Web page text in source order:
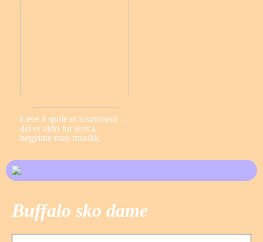
Lære å spille et instrument –
det er aldri for sent å
begynne med musikk
Buffalo sko dame